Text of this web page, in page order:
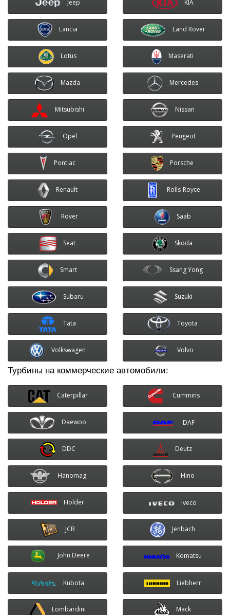
Jeep KIA
Lancia Land Rover
Lotus Maserati
Mazda Mercedes
Mitsubishi Nissan
Opel Peugeot
Pontiac Porsche
Renault Rolls-Royce
Rover Saab
Seat Skoda
Smart Ssang Yong
Subaru Suzuki
Tata Toyota
Volkswagen Volvo
Турбины на коммерческие автомобили:
Caterpillar Cummins
Daewoo DAF
DDC Deutz
Hanomag Hino
Holder Iveco
JCB Jenbach
John Deere Komatsu
Kubota Liebherr
Lombardini Mack